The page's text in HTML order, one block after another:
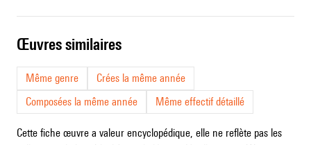
œuvres similaires
Même genre
Crées la même année
Composées la même année
Même effectif détaillé
Cette fiche œuvre a valeur encyclopédique, elle ne reflète pas les